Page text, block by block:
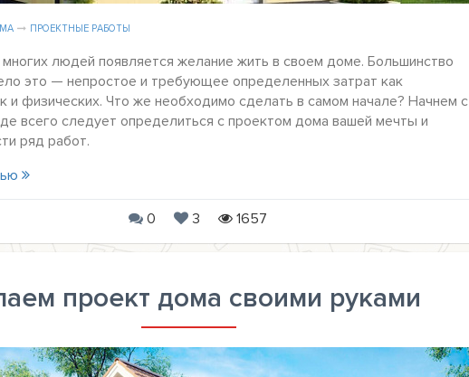
ПРОЕКТНЫЕ РАБОТЫ
людей появляется желание жить в своем доме. Большинство
это — непростое и требующее определенных затрат как
и физических. Что же необходимо сделать в самом начале? Начнем с
всего следует определиться с проектом дома вашей мечты и
ряд работ.
0 3 1657
проект дома своими руками